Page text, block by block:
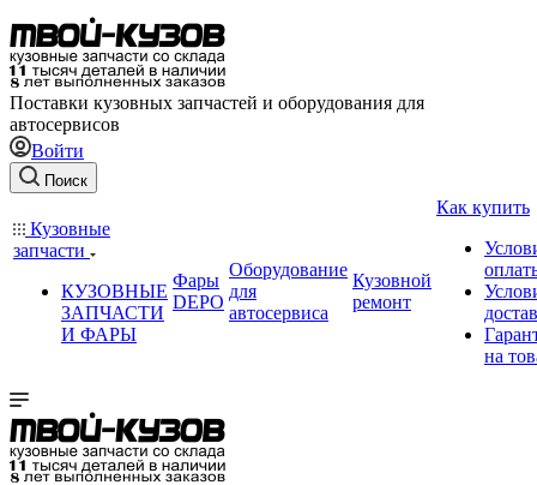
Поставки кузовных запчастей и оборудования для
автосервисов
Войти
Поиск
Кузовные
запчасти
КУЗОВНЫЕ
ЗАПЧАСТИ
И ФАРЫ
Фары
DEPO
Оборудование
для
автосервиса
Кузовной
ремонт
Как купить
на